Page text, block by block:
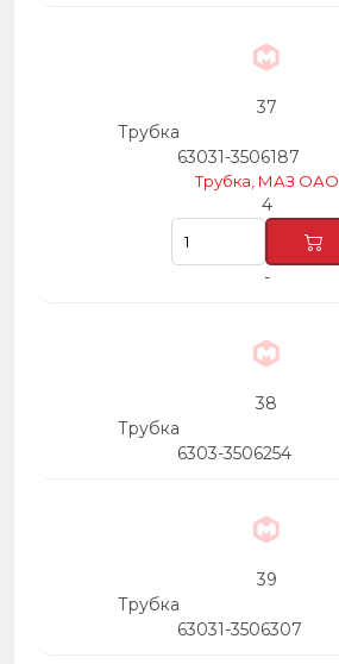
37
Трубка
63031-3506187
Трубка, МАЗ ОАО
4
-
38
Трубка
6303-3506254
39
Трубка
63031-3506307